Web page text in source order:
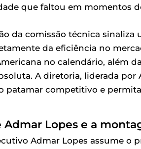
que faltou em momentos
da comissão técnica sinaliza
da eficiência no
no calendário, além
A diretoria, liderada por
patamar competitivo e
Admar Lopes e a
Admar Lopes assume o